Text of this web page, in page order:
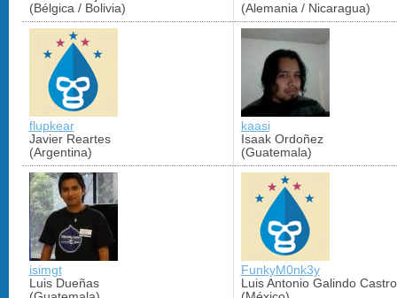
(Bélgica / Bolivia)
(Alemania / Nicaragua)
flupkear
Javier Reartes
(Argentina)
kaasi
Isaak Ordoñez
(Guatemala)
isimgt
Luis Dueñas
FunkyM0nk3y
Luis Antonio Galindo Castro